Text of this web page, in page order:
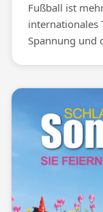
Fußball ist
internationales
Spannung und